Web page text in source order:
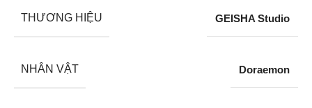
THƯƠNG HIỆU GEISHA Studio
NHÂN VẬT Doraemon